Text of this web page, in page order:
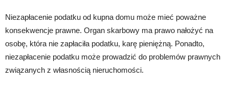
Niezapłacenie podatku od kupna domu może mieć poważne
konsekwencje prawne. Organ skarbowy ma prawo nałożyć na
osobę, która nie zapłaciła podatku, karę pieniężną. Ponadto,
niezapłacenie podatku może prowadzić do problemów prawnych
związanych z własnością nieruchomości.